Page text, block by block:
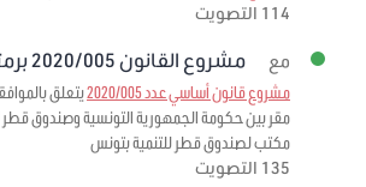
114 التصويت
مع مشروع القانون 2020/005 برمته
مشروع قانون أساسي عدد 2020/005
يتعلق
مقر بين حكومة الجمهورية التونسية وصندوق قطر
مكتب لصندوق قطر للتنمية بتونس
135 التصويت